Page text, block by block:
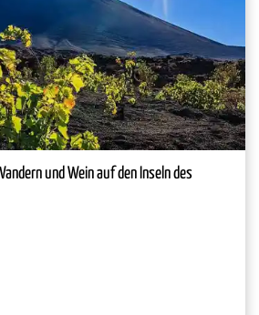
und Wein auf den Inseln des